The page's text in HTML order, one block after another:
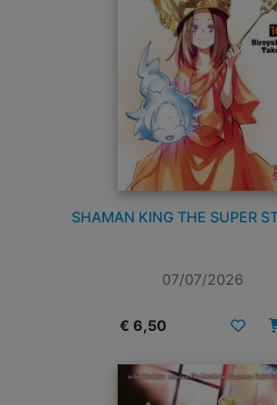
SHAMAN KING THE SUPER
07/07/2026
€ 6,50